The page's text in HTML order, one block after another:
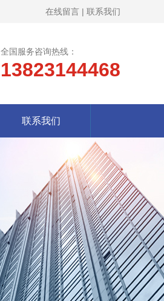
在线留言 | 联系我们
全国服务咨询热线：
13823144468
联系我们